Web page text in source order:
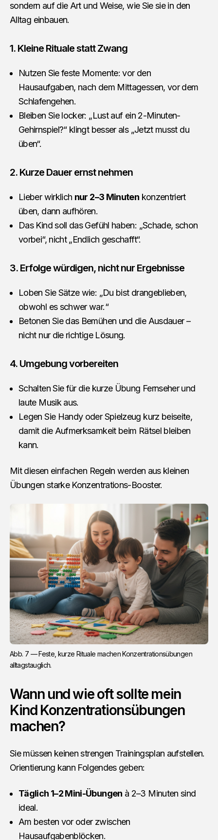
sondern auf die Art und Weise, wie Sie sie in den
Alltag einbauen.
1. Kleine Rituale statt Zwang
Nutzen Sie feste Momente: vor den
Hausaufgaben, nach dem Mittagessen, vor dem
Schlafengehen.
Bleiben Sie locker: „Lust auf ein 2-Minuten-
Gehirnspiel?“ klingt besser als „Jetzt musst du
üben“.
2. Kurze Dauer ernst nehmen
Lieber wirklich nur 2–3 Minuten konzentriert
üben, dann aufhören.
Das Kind soll das Gefühl haben: „Schade, schon
vorbei“, nicht „Endlich geschafft“.
3. Erfolge würdigen, nicht nur Ergebnisse
Loben Sie Sätze wie: „Du bist drangeblieben,
obwohl es schwer war.“
Betonen Sie das Bemühen und die Ausdauer –
nicht nur die richtige Lösung.
4. Umgebung vorbereiten
Schalten Sie für die kurze Übung Fernseher und
laute Musik aus.
Legen Sie Handy oder Spielzeug kurz beiseite,
damit die Aufmerksamkeit beim Rätsel bleiben
kann.
Mit diesen einfachen Regeln werden aus kleinen
Übungen starke Konzentrations-Booster.
Abb. 7 — Feste, kurze Rituale machen Konzentrationsübungen
alltagstauglich.
Wann und wie oft sollte mein
Kind Konzentrationsübungen
machen?
Sie müssen keinen strengen Trainingsplan aufstellen.
Orientierung kann Folgendes geben:
Täglich 1–2 Mini-Übungen à 2–3 Minuten sind
ideal.
Am besten vor oder zwischen
Hausaufgabenblöcken.